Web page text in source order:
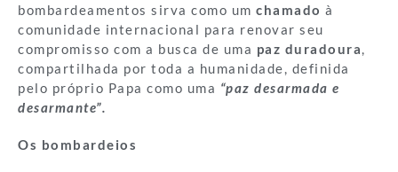
bombardeamentos sirva como um chamado à
comunidade internacional para renovar seu
compromisso com a busca de uma paz duradoura,
compartilhada por toda a humanidade, definida
pelo próprio Papa como uma “paz desarmada e
desarmante”.
Os bombardeios